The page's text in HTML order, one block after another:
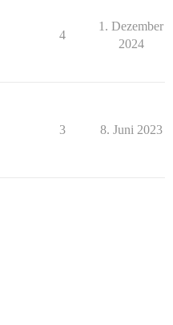
4
1. Dezember
2024
3 8. Juni 2023